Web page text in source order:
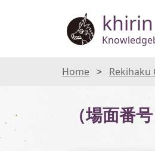
khirin
Home Rekihaku
（場面番